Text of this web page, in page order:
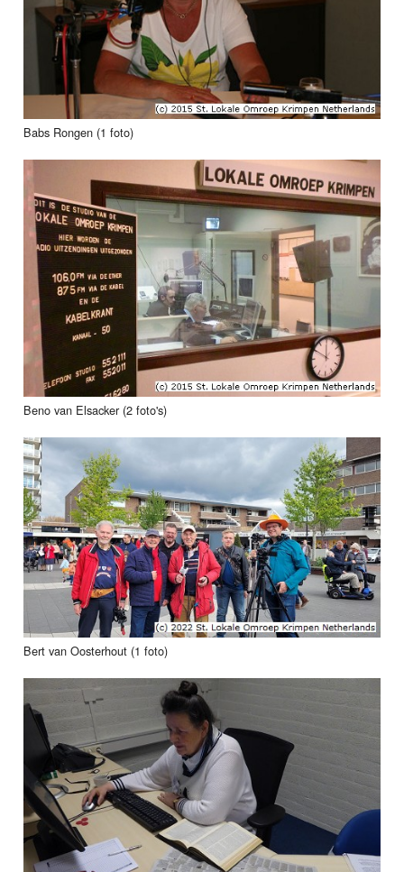
Babs Rongen (1 foto)
Beno van Elsacker (2 foto's)
Bert van Oosterhout (1 foto)